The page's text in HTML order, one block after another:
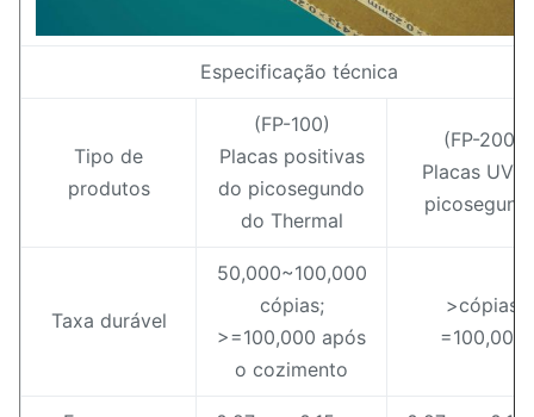
Especificação técnica
Tipo de
produtos
(FP-100)
Placas positivas
do picosegundo
do Thermal
(FP-200)
Placas UV
Taxa durável
50,000~100,000
cópias;
>=100,000 após
o cozimento
>cópias
=100,000